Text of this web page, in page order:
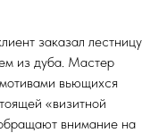
заказал лестницу
из дуба. Мастер
вьющихся
«визитной
внимание на